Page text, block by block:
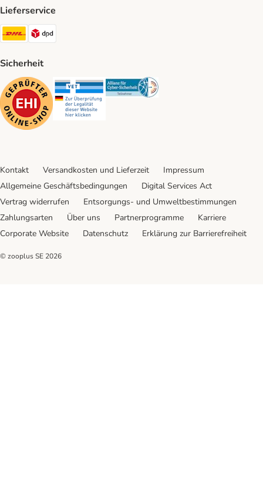
Lieferservice
DHL Shipping Method
Sicherheit
Security Security Security
Kontakt Versandkosten und Lieferzeit
Impressum
Allgemeine Geschäftsbedingungen
Digital Services Act
Vertrag widerrufen
Entsorgungs- und Umweltbestimmungen
Zahlungsarten
Über uns Partnerprogramme
Karriere
Corporate Website
Datenschutz Erklärung zur Barrierefreiheit
© zooplus SE 2026